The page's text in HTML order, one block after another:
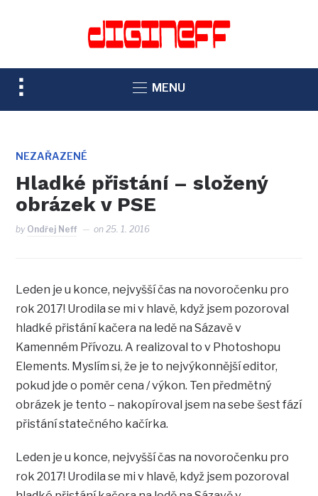
TOGGLE
SIDEBAR
NAVIGATION
MENU
NEZAŘAZENÉ
Hladké přistání – složený
obrázek v PSE
by Ondřej Neff on25. 1. 2016
Leden je u konce, nejvyšší čas na novoročenku pro
rok 2017! Urodila se mi v hlavě, když jsem pozoroval
hladké přistání kačera na ledě na Sázavě v
Kamenném Přívozu. A realizoval to v Photoshopu
Elements. Myslím si, že je to nejvýkonnější editor,
pokud jde o poměr cena / výkon. Ten předmětný
obrázek je tento – nakopíroval jsem na sebe šest fází
přistání statečného kačírka.
Leden je u konce, nejvyšší čas na novoročenku pro
rok 2017! Urodila se mi v hlavě, když jsem pozoroval